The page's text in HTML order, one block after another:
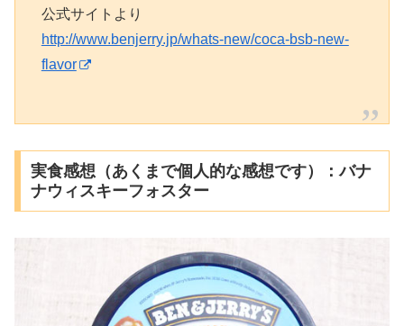
公式サイトより
http://www.benjerry.jp/whats-new/coca-bsb-new-
flavor
実食感想（あくまで個人的な感想です）：バナ
ナウィスキーフォスター